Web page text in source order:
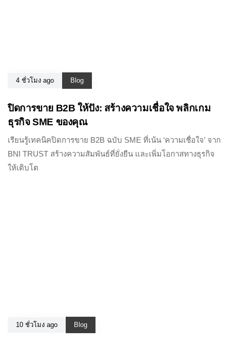
4 ชั่วโมง ago Blog
ปิดการขาย B2B ให้ปัง: สร้างความเชื่อใจ พลิกเกม
ธุรกิจ SME ของคุณ
เรียนรู้เทคนิคปิดการขาย B2B ฉบับ SME ที่เน้น ‘ความเชื่อใจ’ จาก
BNI TRUST สร้างความสัมพันธ์ที่ยั่งยืน และเพิ่มโอกาสทางธุรกิจ
ให้เติบโต
10 ชั่วโมง ago Blog